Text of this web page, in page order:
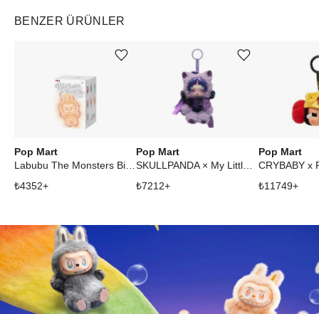
BENZER ÜRÜNLER
Pop Mart
₺4352+
Ürünü istek listesine ekle veya listeden çıkar
Pop Mart
₺7212+
Ürünü istek listesine ekle veya listeden çıkar
Pop Mart
₺11749+